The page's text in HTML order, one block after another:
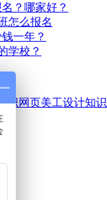
？哪家好？
怎么报名
一年？
学校？
识网页美工设计知识